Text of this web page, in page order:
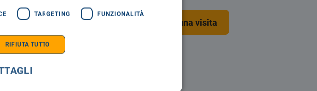
Prenota una visita
TARGETING FUNZIONALITÀ
RIFIUTA TUTTO